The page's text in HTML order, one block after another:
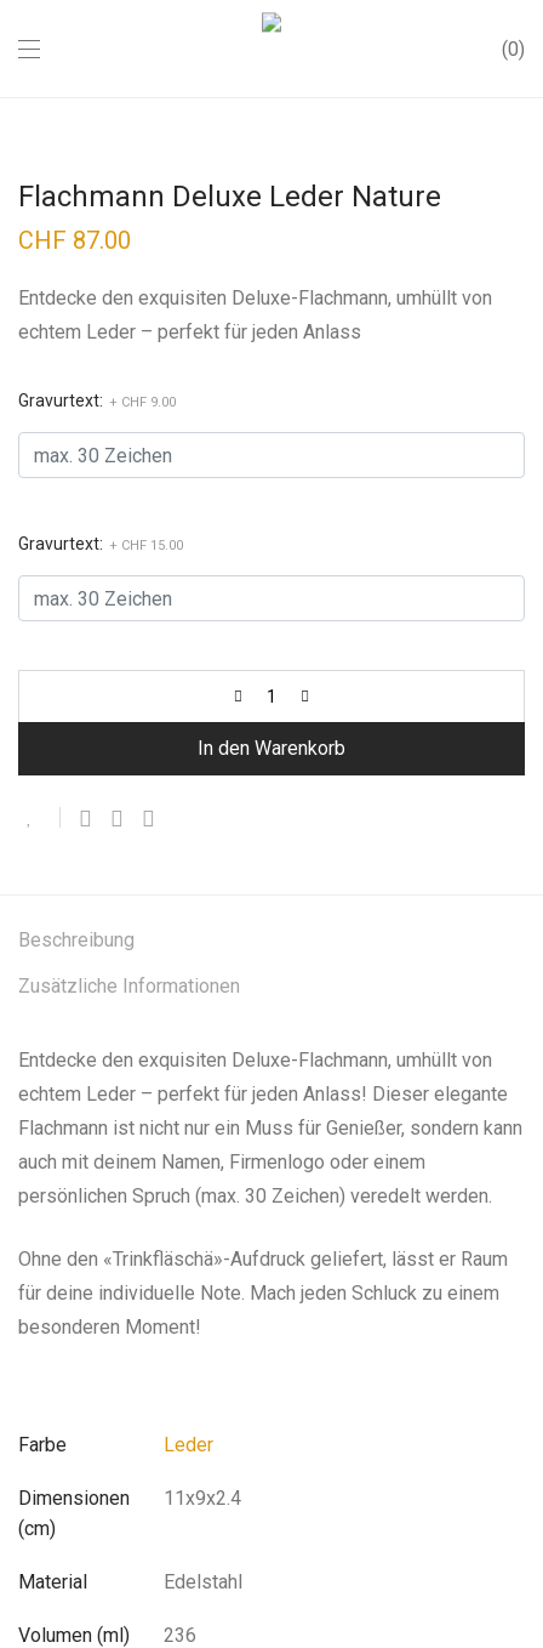
0
Flachmann Deluxe Leder Nature
CHF 87.00
Entdecke den exquisiten Deluxe-Flachmann, umhüllt von
echtem Leder – perfekt für jeden Anlass
Gravurtext: + CHF 9.00
Gravurtext: + CHF 15.00
In den Warenkorb
Beschreibung
Zusätzliche Informationen
Entdecke den exquisiten Deluxe-Flachmann, umhüllt von
echtem Leder – perfekt für jeden Anlass! Dieser elegante
Flachmann ist nicht nur ein Muss für Genießer, sondern kann
auch mit deinem Namen, Firmenlogo oder einem
persönlichen Spruch (max. 30 Zeichen) veredelt werden.
Ohne den «Trinkfläschä»-Aufdruck geliefert, lässt er Raum
für deine individuelle Note. Mach jeden Schluck zu einem
besonderen Moment!
Farbe Leder
Dimensionen
(cm)
11x9x2.4
Material Edelstahl
Volumen (ml) 236